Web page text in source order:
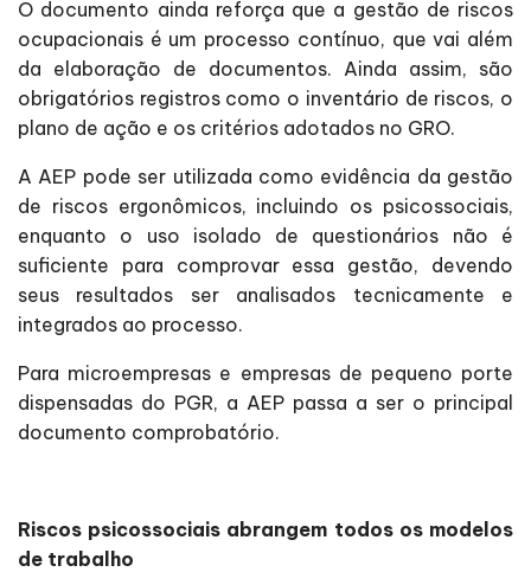
O documento ainda reforça que a gestão de riscos
ocupacionais é um processo contínuo, que vai além
da elaboração de documentos. Ainda assim, são
obrigatórios registros como o inventário de riscos, o
plano de ação e os critérios adotados no GRO.
A AEP pode ser utilizada como evidência da gestão
de riscos ergonômicos, incluindo os psicossociais,
enquanto o uso isolado de questionários não é
suficiente para comprovar essa gestão, devendo
seus resultados ser analisados tecnicamente e
integrados ao processo.
Para microempresas e empresas de pequeno porte
dispensadas do PGR, a AEP passa a ser o principal
documento comprobatório.
Riscos psicossociais abrangem todos os modelos
de trabalho